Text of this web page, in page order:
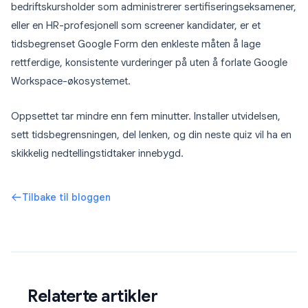
bedriftskursholder som administrerer sertifiseringseksamener,
eller en HR-profesjonell som screener kandidater, er et
tidsbegrenset Google Form den enkleste måten å lage
rettferdige, konsistente vurderinger på uten å forlate Google
Workspace-økosystemet.
Oppsettet tar mindre enn fem minutter. Installer utvidelsen,
sett tidsbegrensningen, del lenken, og din neste quiz vil ha en
skikkelig nedtellingstidtaker innebygd.
Tilbake til bloggen
Relaterte artikler